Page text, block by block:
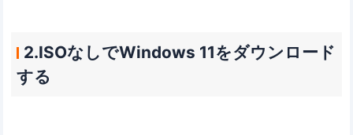
2.ISOなしでWindows 11をダウンロード
する